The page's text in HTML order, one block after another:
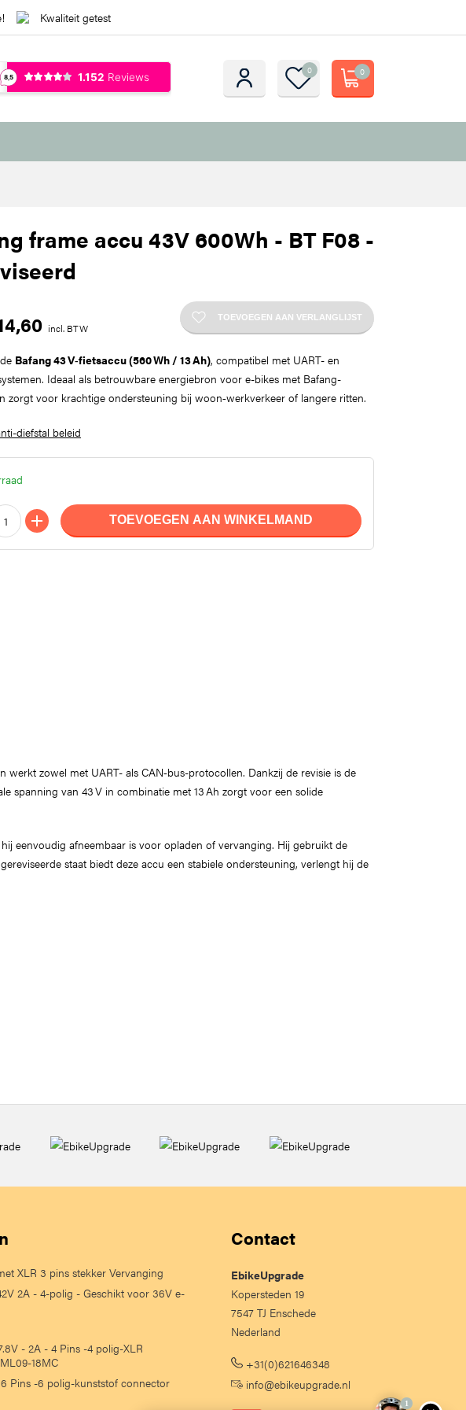
Kwaliteit getest
0 0
frame accu 43V 600Wh - BT F08 -
incl. BTW
TOEVOEGEN AAN VERLANGLIJST
Bafang 43 V‑fietsaccu (560 Wh / 13 Ah), compatibel met UART- en
Ideaal als betrouwbare energiebron voor e-bikes met Bafang-
zorgt voor krachtige ondersteuning bij woon‑werkverkeer of langere ritten.
diefstal beleid
TOEVOEGEN AAN WINKELMAND
zowel met UART- als CAN‑bus-protocollen. Dankzij de revisie is de
spanning van 43 V in combinatie met 13 Ah zorgt voor een solide
eenvoudig afneembaar is voor opladen of vervanging. Hij gebruikt de
staat biedt deze accu een stabiele ondersteuning, verlengt hij de
XLR 3 pins stekker Vervanging
2A - 4-polig - Geschikt voor 36V e-
- 2A - 4 Pins -4 polig-XLR
18MC
Pins -6 polig-kunststof connector
Contact
EbikeUpgrade
Kopersteden 19
7547 TJ Enschede
Nederland
+31(0)621646348
info@ebikeupgrade.nl
1